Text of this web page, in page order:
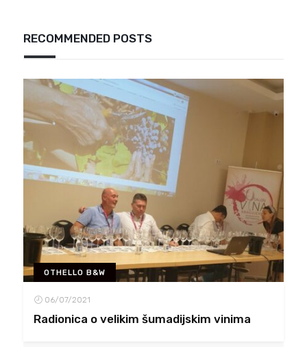
RECOMMENDED POSTS
OTHELLO B&W
06/07/2021
Radionica o velikim šumadijskim vinima